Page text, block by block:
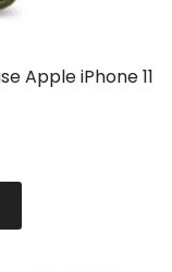
Apple iPhone 11